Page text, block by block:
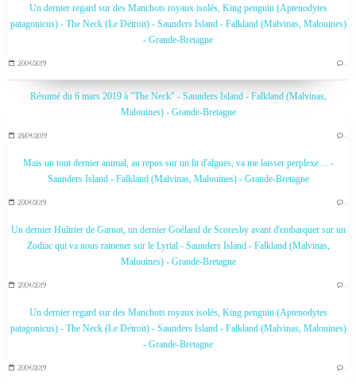
Un dernier regard sur des Manchots royaux isolés, King penguin (Aptenodytes
patagonicus) - The Neck (Le Détroit) - Saunders Island - Falkland (Malvinas, Malouines)
- Grande-Bretagne
27/04/2019 …
Résumé du 6 mars 2019 à "The Neck" - Saunders Island - Falkland (Malvinas,
Malouines) - Grande-Bretagne
28/04/2019 …
Mais un tout dernier animal, au repos sur un lit d'algues, va me laisser perplexe ... -
Saunders Island - Falkland (Malvinas, Malouines) - Grande-Bretagne
27/04/2019 …
Un dernier Huîtrier de Garnot, un dernier Goéland de Scoresby avant d'embarquer sur un
Zodiac qui va nous ramener sur le Lyrial - Saunders Island - Falkland (Malvinas,
Malouines) - Grande-Bretagne
27/04/2019 …
Un dernier regard sur des Manchots royaux isolés, King penguin (Aptenodytes
patagonicus) - The Neck (Le Détroit) - Saunders Island - Falkland (Malvinas, Malouines)
- Grande-Bretagne
27/04/2019 …